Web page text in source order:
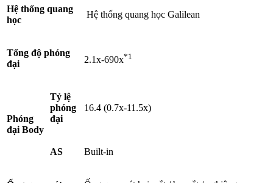
Hệ thống quang
học
Hệ thống quang học Galilean
Tổng độ phóng
đại
2.1x-690x*1
Phóng
đại Body
Tỷ lệ
phóng
đại
16.4 (0.7x-11.5x)
AS Built-in